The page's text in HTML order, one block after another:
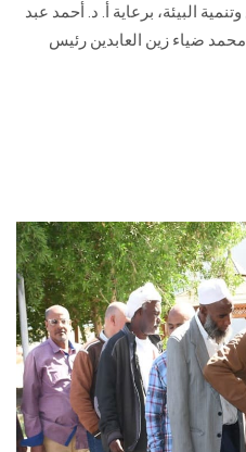
البيئة، برعاية أ. د. أحمد عبد
محمد ضياء زين العابدين رئيس